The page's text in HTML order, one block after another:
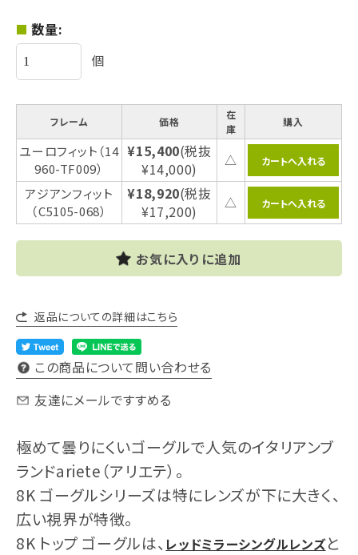
数量:
個
フレーム 価格
在
庫
購入
ユーロフィット（14
960-TF009）
¥15,400(税抜
¥14,000)
△
アジアンフィット
（C5105-068）
¥18,920(税抜
¥17,200)
△
お気に入りに追加
返品についての詳細はこちら
この商品について問い合わせる
友達にメールですすめる
極めて曇りにくいゴーグルで人気のイタリアンブ
ランドariete（アリエテ）。
8K ゴーグルシリーズは特にレンズが下に大きく、
広い視界が特徴。
8K トップ ゴーグルは、 レッドミラーシングルレンズと